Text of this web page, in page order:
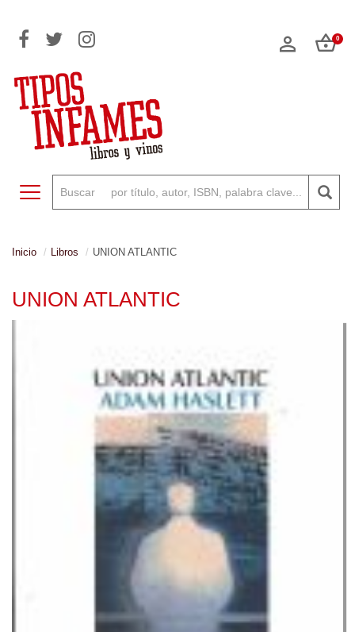
0
Toggle navigation
Inicio Libros UNION ATLANTIC
UNION ATLANTIC